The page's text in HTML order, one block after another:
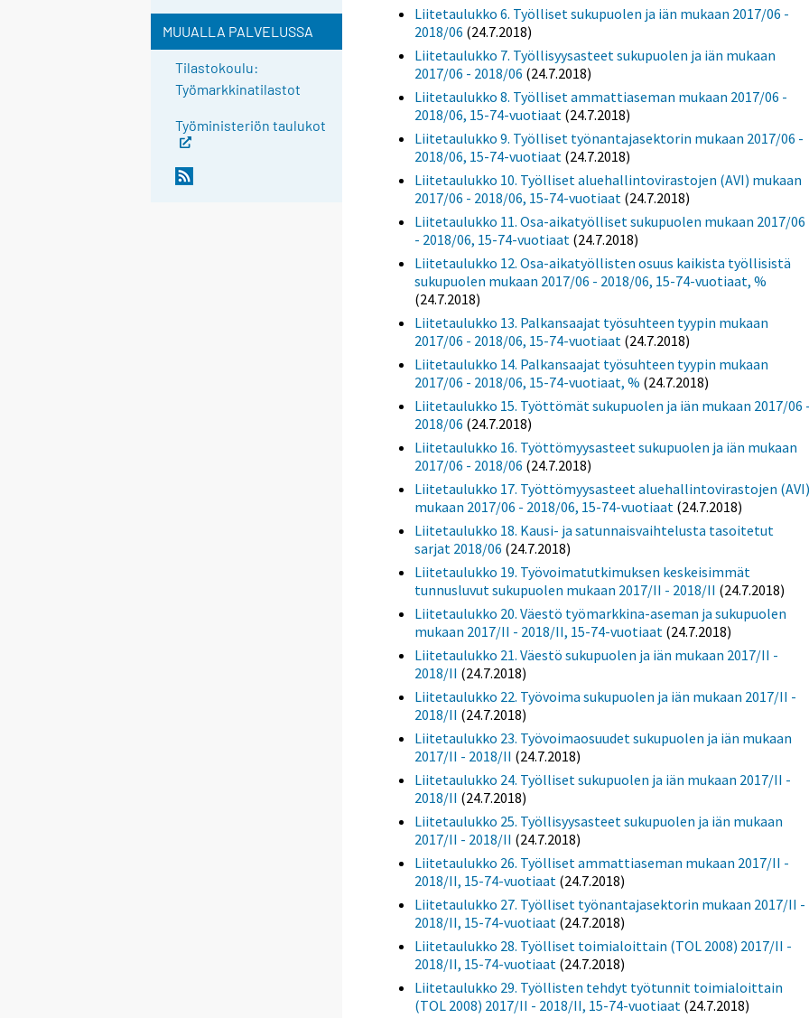
MUUALLA PALVELUSSA
Tilastokoulu:
Työmarkkinatilastot
Työministeriön taulukot
Liitetaulukko 6. Työlliset sukupuolen ja iän mukaan 2017/06 -
2018/06 (24.7.2018)
Liitetaulukko 7. Työllisyysasteet sukupuolen ja iän mukaan
2017/06 - 2018/06 (24.7.2018)
Liitetaulukko 8. Työlliset ammattiaseman mukaan 2017/06 -
2018/06, 15-74-vuotiaat (24.7.2018)
Liitetaulukko 9. Työlliset työnantajasektorin mukaan 2017/06 -
2018/06, 15-74-vuotiaat (24.7.2018)
Liitetaulukko 10. Työlliset aluehallintovirastojen (AVI) mukaan
2017/06 - 2018/06, 15-74-vuotiaat (24.7.2018)
Liitetaulukko 11. Osa-aikatyölliset sukupuolen mukaan 2017/06
- 2018/06, 15-74-vuotiaat (24.7.2018)
Liitetaulukko 12. Osa-aikatyöllisten osuus kaikista työllisistä
sukupuolen mukaan 2017/06 - 2018/06, 15-74-vuotiaat, %
(24.7.2018)
Liitetaulukko 13. Palkansaajat työsuhteen tyypin mukaan
2017/06 - 2018/06, 15-74-vuotiaat (24.7.2018)
Liitetaulukko 14. Palkansaajat työsuhteen tyypin mukaan
2017/06 - 2018/06, 15-74-vuotiaat, % (24.7.2018)
Liitetaulukko 15. Työttömät sukupuolen ja iän mukaan 2017/06
2018/06 (24.7.2018)
Liitetaulukko 16. Työttömyysasteet sukupuolen ja iän mukaan
2017/06 - 2018/06 (24.7.2018)
Liitetaulukko 17. Työttömyysasteet aluehallintovirastojen
mukaan 2017/06 - 2018/06, 15-74-vuotiaat (24.7.2018)
Liitetaulukko 18. Kausi- ja satunnaisvaihtelusta tasoitetut
sarjat 2018/06 (24.7.2018)
Liitetaulukko 19. Työvoimatutkimuksen keskeisimmät
tunnusluvut sukupuolen mukaan 2017/II - 2018/II (24.7.2018)
Liitetaulukko 20. Väestö työmarkkina-aseman ja sukupuolen
mukaan 2017/II - 2018/II, 15-74-vuotiaat (24.7.2018)
Liitetaulukko 21. Väestö sukupuolen ja iän mukaan 2017/II -
2018/II (24.7.2018)
Liitetaulukko 22. Työvoima sukupuolen ja iän mukaan 2017/II -
2018/II (24.7.2018)
Liitetaulukko 23. Työvoimaosuudet sukupuolen ja iän mukaan
2017/II - 2018/II (24.7.2018)
Liitetaulukko 24. Työlliset sukupuolen ja iän mukaan 2017/II -
2018/II (24.7.2018)
Liitetaulukko 25. Työllisyysasteet sukupuolen ja iän mukaan
2017/II - 2018/II (24.7.2018)
Liitetaulukko 26. Työlliset ammattiaseman mukaan 2017/II -
2018/II, 15-74-vuotiaat (24.7.2018)
Liitetaulukko 27. Työlliset työnantajasektorin mukaan 2017/II -
2018/II, 15-74-vuotiaat (24.7.2018)
Liitetaulukko 28. Työlliset toimialoittain (TOL 2008) 2017/II -
2018/II, 15-74-vuotiaat (24.7.2018)
Liitetaulukko 29. Työllisten tehdyt työtunnit toimialoittain
(TOL 2008) 2017/II - 2018/II, 15-74-vuotiaat (24.7.2018)